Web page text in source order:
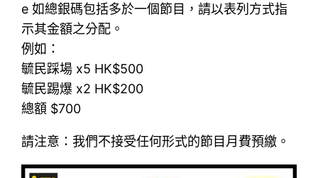
e 如總銀碼包括多於一個節目，請以表列方式指
示其金額之分配。
例如：
毓民踩場 x5 HK$500
毓民踢爆 x2 HK$200
總額 $700
請注意：我們不接受任何形式的節目月費預繳。